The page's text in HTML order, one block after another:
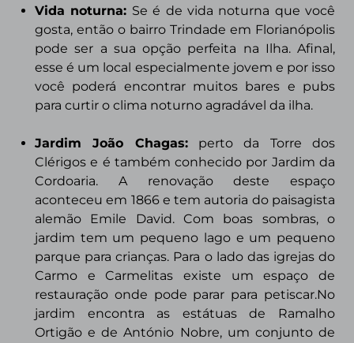
Vida noturna: Se é de vida noturna que você
gosta, então o bairro Trindade em Florianópolis
pode ser a sua opção perfeita na Ilha. Afinal,
esse é um local especialmente jovem e por isso
você poderá encontrar muitos bares e pubs
para curtir o clima noturno agradável da ilha.
Jardim João Chagas:perto da Torre dos
Clérigos e é também conhecido por Jardim da
Cordoaria. A renovação deste espaço
aconteceu em 1866 e tem autoria do paisagista
alemão Emile David. Com boas sombras, o
jardim tem um pequeno lago e um pequeno
parque para crianças. Para o lado das igrejas do
Carmo e Carmelitas existe um espaço de
restauração onde pode parar para petiscar.No
jardim encontra as estátuas de Ramalho
Ortigão e de António Nobre, um conjunto de